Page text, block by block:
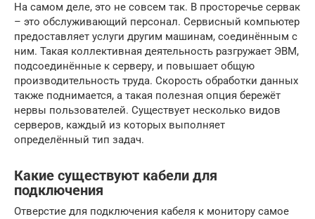
На самом деле, это не совсем так. В просторечье сервак
– это обслуживающий персонал. Сервисный компьютер
предоставляет услуги другим машинам, соединённым с
ним. Такая коллективная деятельность разгружает ЭВМ,
подсоединённые к серверу, и повышает общую
производительность труда. Скорость обработки данных
также поднимается, а такая полезная опция бережёт
нервы пользователей. Существует несколько видов
серверов, каждый из которых выполняет
определённый тип задач.
Какие существуют кабели для
подключения
Отверстие для подключения кабеля к монитору самое